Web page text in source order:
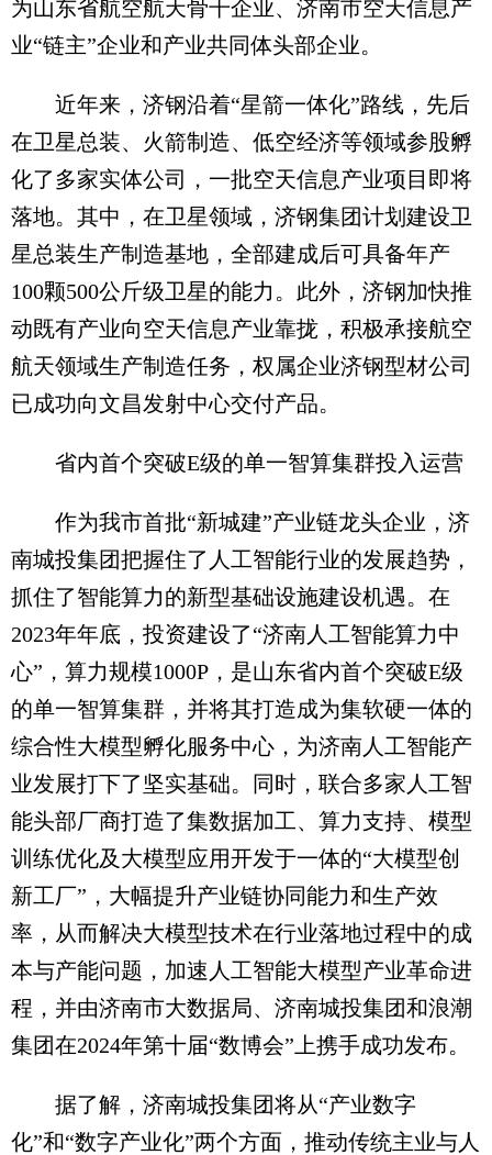
为山东省航空航天骨干企业、济南市空天信息产
业“链主”企业和产业共同体头部企业。
近年来，济钢沿着“星箭一体化”路线，先后
在卫星总装、火箭制造、低空经济等领域参股孵
化了多家实体公司，一批空天信息产业项目即将
落地。其中，在卫星领域，济钢集团计划建设卫
星总装生产制造基地，全部建成后可具备年产
100颗500公斤级卫星的能力。此外，济钢加快推
动既有产业向空天信息产业靠拢，积极承接航空
航天领域生产制造任务，权属企业济钢型材公司
已成功向文昌发射中心交付产品。
省内首个突破E级的单一智算集群投入运营
作为我市首批“新城建”产业链龙头企业，济
南城投集团把握住了人工智能行业的发展趋势，
抓住了智能算力的新型基础设施建设机遇。在
2023年年底，投资建设了“济南人工智能算力中
心”，算力规模1000P，是山东省内首个突破E级
的单一智算集群，并将其打造成为集软硬一体的
综合性大模型孵化服务中心，为济南人工智能产
业发展打下了坚实基础。同时，联合多家人工智
能头部厂商打造了集数据加工、算力支持、模型
训练优化及大模型应用开发于一体的“大模型创
新工厂”，大幅提升产业链协同能力和生产效
率，从而解决大模型技术在行业落地过程中的成
本与产能问题，加速人工智能大模型产业革命进
程，并由济南市大数据局、济南城投集团和浪潮
集团在2024年第十届“数博会”上携手成功发布。
据了解，济南城投集团将从“产业数字
化”和“数字产业化”两个方面，推动传统主业与人